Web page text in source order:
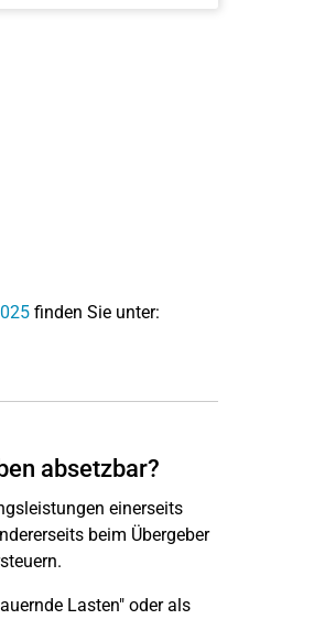
finden Sie unter:
absetzbar?
einerseits
beim Übergeber
Lasten" oder als